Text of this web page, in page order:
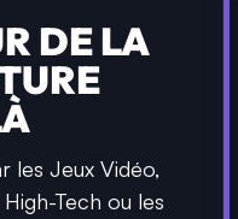
DE LA
les Jeux Vidéo,
Tech ou les